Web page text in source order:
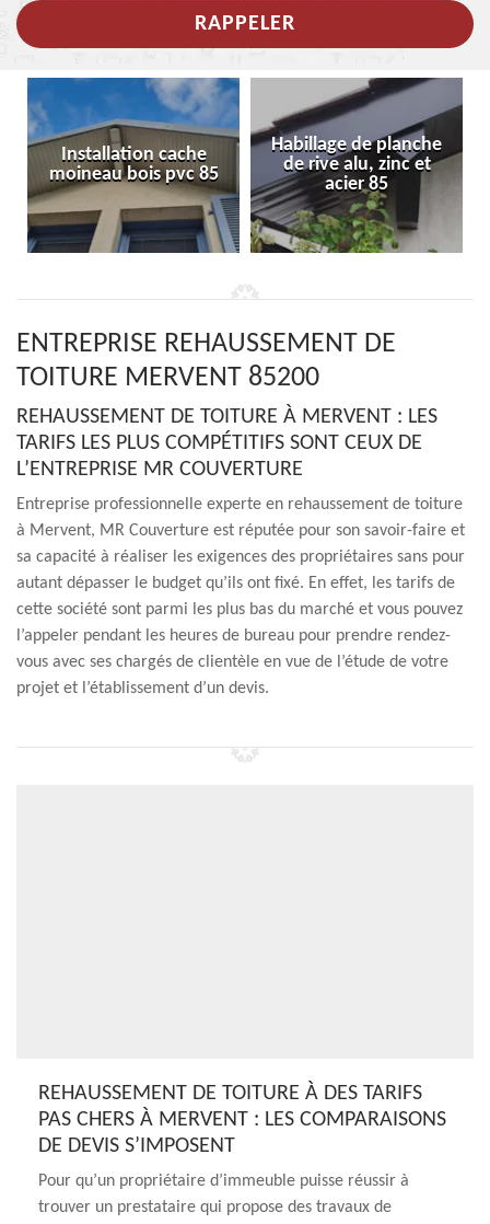
Installation cache
moineau bois pvc 85
Habillage de planche
de rive alu, zinc et
acier 85
ENTREPRISE REHAUSSEMENT DE
TOITURE MERVENT 85200
REHAUSSEMENT DE TOITURE À MERVENT : LES
TARIFS LES PLUS COMPÉTITIFS SONT CEUX DE
L’ENTREPRISE MR COUVERTURE
Entreprise professionnelle experte en rehaussement de toiture
à Mervent, MR Couverture est réputée pour son savoir-faire et
sa capacité à réaliser les exigences des propriétaires sans pour
autant dépasser le budget qu’ils ont fixé. En effet, les tarifs de
cette société sont parmi les plus bas du marché et vous pouvez
l’appeler pendant les heures de bureau pour prendre rendez-
vous avec ses chargés de clientèle en vue de l’étude de votre
projet et l’établissement d’un devis.
REHAUSSEMENT DE TOITURE À DES TARIFS
PAS CHERS À MERVENT : LES COMPARAISONS
DE DEVIS S’IMPOSENT
Pour qu’un propriétaire d’immeuble puisse réussir à
trouver un prestataire qui propose des travaux de